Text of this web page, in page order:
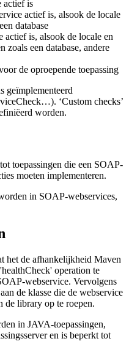
actief is
actief is, alsook de locale
database
actief is, alsook de locale en
zoals een database, andere
de oproepende toepassing
geïmplementeerd
‘Custom checks’
worden.
toepassingen die een SOAP-
moeten implementeren.
in SOAP-webservices,
het de afhankelijkheid Maven
operation te
webservice. Vervolgens
de klasse die de webservice
de library op te roepen.
in JAVA-toepassingen,
en is beperkt tot